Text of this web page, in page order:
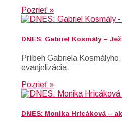
Pozrieť »
DNES: Gabriel Kosmály –
Príbeh Gabriela
evanjelizácia.
Pozrieť »
DNES: Monika Hricáková –